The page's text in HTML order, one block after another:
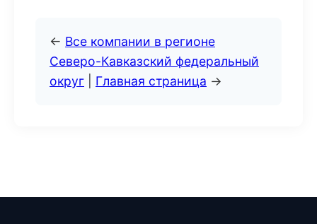
← Все компании в регионе
Северо-Кавказский федеральный
округ
Главная страница →